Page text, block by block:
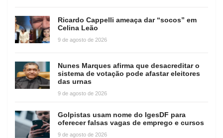
Ricardo Cappelli ameaça dar “socos” em
Celina Leão
9 de agosto de 2026
Nunes Marques afirma que desacreditar o
sistema de votação pode afastar eleitores
das urnas
9 de agosto de 2026
Golpistas usam nome do IgesDF para
oferecer falsas vagas de emprego e cursos
9 de agosto de 2026